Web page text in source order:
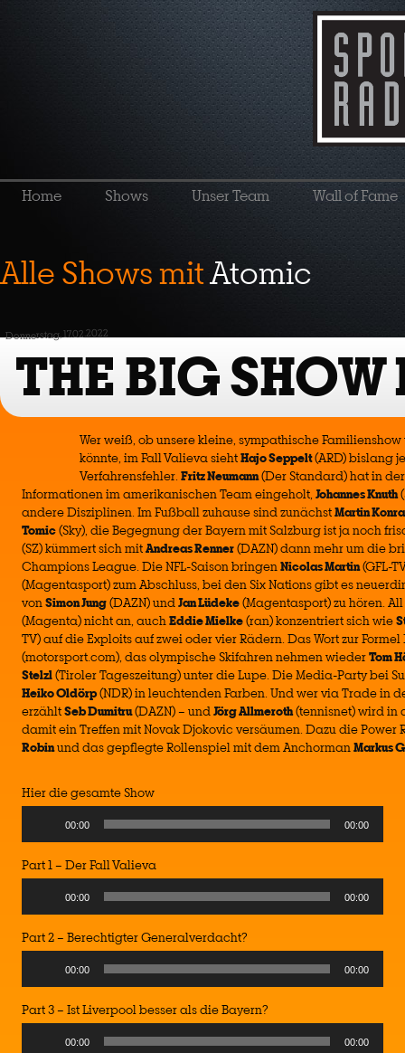
Home Shows Unser Team Wall of Fame
Alle Shows mitAtomic
Donnerstag, 17.02.2022
THE BIG
Wer weiß, ob unsere kleine, sympathische
könnte, im Fall Valieva siehtHajo Seppelt(ARD) bislang
Verfahrensfehler.Fritz Neumann(Der Standard) hat in
Informationen im amerikanischen Team eingeholt, Johannes Knuth
andere Disziplinen. Im Fußball zuhause sind zunächstMartin
Tomic(Sky), die Begegnung der Bayern mit Salzburg ist ja noch
(SZ) kümmert sich mitAndreas Renner(DAZN) dann mehr um die
Champions League. Die NFL-Saison bringenNicolas Martin(GFL-
(Magentasport) zum Abschluss, bei den Six Nations gibt es
vonSimon Jung(DAZN) undJan Lüdeke(Magentasport) zu hören.
(Magenta) nicht an, auchEddie Mielke(ran) konzentriert sich wie
TV) auf die Exploits auf zwei oder vier Rädern. Das Wort zur Formel
(motorsport.com), das olympische Skifahren nehmen wiederTom
Stelzl(Tiroler Tageszeitung) unter die Lupe. Die Media-Party bei
Heiko Oldörp(NDR) in leuchtenden Farben. Und wer via Trade in
erzähltSeb Dumitru(DAZN) – undJörg Allmeroth(tennisnet) wird in
damit ein Treffen mit Novak Djokovic versäumen. Dazu die Power
Robinund das gepflegte Rollenspiel mit dem AnchormanMarkus
Hier die gesamte Show
Player
00:00 00:00
Part 1 – Der Fall Valieva
Player
00:00 00:00
Part 2 – Berechtigter Generalverdacht?
Player
00:00 00:00
Part 3 – Ist Liverpool besser als die Bayern?
00:00 00:00